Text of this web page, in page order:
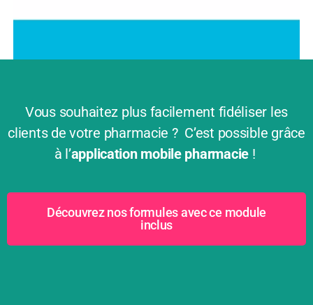
Vous souhaitez plus facilement fidéliser les
clients de votre pharmacie ? C’est possible grâce
à l’application mobile pharmacie !
Découvrez nos formules avec ce module
inclus